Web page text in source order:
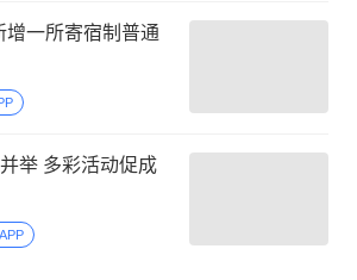
增一所寄宿制普通
举 多彩活动促成